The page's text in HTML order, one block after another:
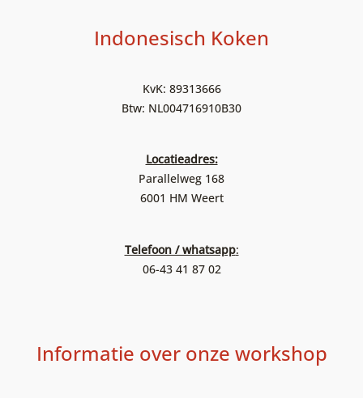
Indonesisch Koken
KvK: 89313666
Btw: NL004716910B30
Locatieadres:
Parallelweg 168
6001 HM Weert
Telefoon / whatsapp:
06-43 41 87 02
Informatie over onze workshop